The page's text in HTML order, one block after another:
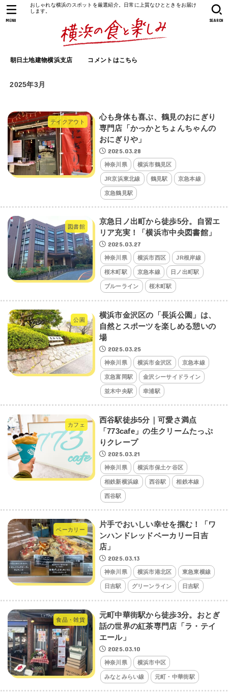
おしゃれな横浜のスポットを厳選紹介。日常に上質なひとときをお届け
します。
朝日土地建物横浜支店 コメントはこちら
SEARCH
MENU
2025年3月
テイクアウト
心も身体も喜ぶ、鶴見のおにぎり
専門店「かっかとちょんちゃんの
おにぎりや」
2025.03.28
神奈川県 横浜市鶴見区
JR京浜東北線 鶴見駅 京急本線
京急鶴見駅
図書館
京急日ノ出町から徒歩5分。自習エ
リア充実！「横浜市中央図書館」
2025.03.27
神奈川県 横浜市西区 JR根岸線
桜木町駅 京急本線 日ノ出町駅
ブルーライン 桜木町駅
公園
横浜市金沢区の「長浜公園」は、
自然とスポーツを楽しめる憩いの
場
2025.03.25
神奈川県 横浜市金沢区 京急本線
京急富岡駅 金沢シーサイドライン
並木中央駅 幸浦駅
カフェ
西谷駅徒歩5分｜可愛さ満点
「773cafe」の生クリームたっぷ
りクレープ
2025.03.21
神奈川県 横浜市保土ケ谷区
相鉄新横浜線 西谷駅 相鉄本線
西谷駅
ベーカリー
片手でおいしい幸せを掴む！「ワ
ンハンドレッドベーカリー日吉
店」
2025.03.13
神奈川県 横浜市港北区 東急東横線
日吉駅 グリーンライン 日吉駅
食品・雑貨
元町中華街駅から徒歩3分。おとぎ
話の世界の紅茶専門店「ラ・テイ
エール」
2025.03.10
神奈川県 横浜市中区
みなとみらい線 元町・中華街駅